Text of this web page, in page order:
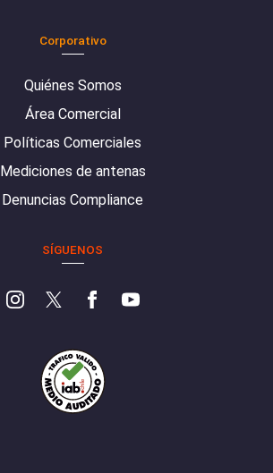
Corporativo
Quiénes Somos
Área Comercial
Políticas Comerciales
Mediciones de antenas
Denuncias Compliance
SÍGUENOS